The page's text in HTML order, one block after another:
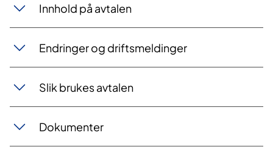
Innhold på avtalen
Endringer og driftsmeldinger
Slik brukes avtalen
Dokumenter